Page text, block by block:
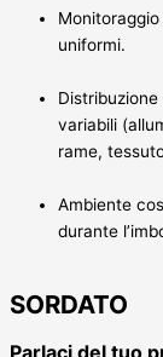
uniformi.
variabili
rame,
Ambiente
durante
SORDATO
Parlaci del tuo